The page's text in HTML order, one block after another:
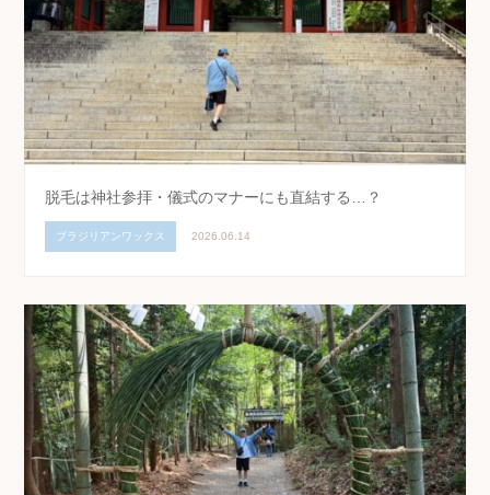
脱毛は神社参拝・儀式のマナーにも直結する…？
ブラジリアンワックス 2026.06.14